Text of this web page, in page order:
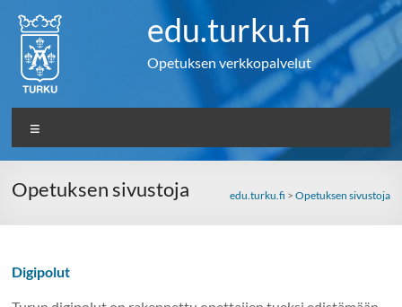
content
edu.turku.fi
Opetuksen verkkopalvelut
Opetuksen sivustoja edu.turku.fi > Opetuksen sivustoja
Digipolut